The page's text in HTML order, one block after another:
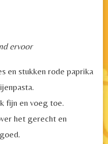
ervoor
en stukken rode paprika
fijn en voeg toe.
het gerecht en